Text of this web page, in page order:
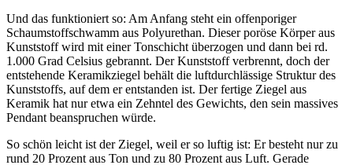
Und das funktioniert so: Am Anfang steht ein offenporiger
Schaumstoffschwamm aus Polyurethan. Dieser poröse Körper aus
Kunststoff wird mit einer Tonschicht überzogen und dann bei rd.
1.000 Grad Celsius gebrannt. Der Kunststoff verbrennt, doch der
entstehende Keramikziegel behält die luftdurchlässige Struktur des
Kunststoffs, auf dem er entstanden ist. Der fertige Ziegel aus
Keramik hat nur etwa ein Zehntel des Gewichts, den sein massives
Pendant beanspruchen würde.
So schön leicht ist der Ziegel, weil er so luftig ist: Er besteht nur zu
rund 20 Prozent aus Ton und zu 80 Prozent aus Luft. Gerade